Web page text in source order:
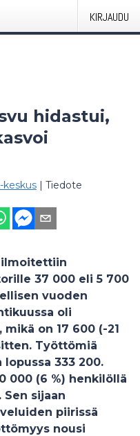
KIRJAUDU
hidastui,
keskus | Tiedote
ilmoitettiin
37 000 eli 5 700
vuoden
oli
on 17 600 (-21
Työttömiä
333 200.
000 (6 %) henkilöllä
sijaan
piirissä
nousi